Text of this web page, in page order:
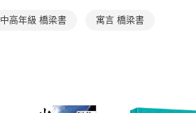
中高年級 橋梁書 寓言 橋梁書